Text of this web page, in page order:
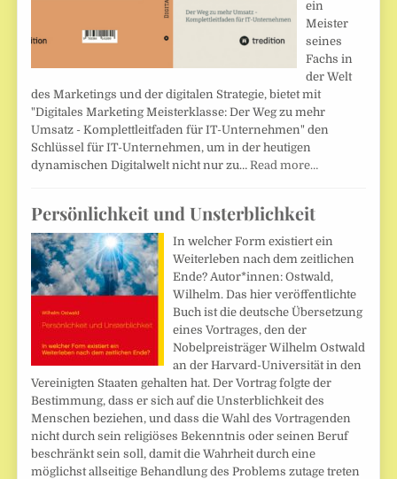
ein
Meister
seines
Fachs in
der Welt
des Marketings und der digitalen Strategie, bietet mit
"Digitales Marketing Meisterklasse: Der Weg zu mehr
Umsatz - Komplettleitfaden für IT-Unternehmen" den
Schlüssel für IT-Unternehmen, um in der heutigen
dynamischen Digitalwelt nicht nur zu… Read more…
Persönlichkeit und Unsterblichkeit
In welcher Form existiert ein
Weiterleben nach dem zeitlichen
Ende? Autor*innen: Ostwald,
Wilhelm. Das hier veröffentlichte
Buch ist die deutsche Übersetzung
eines Vortrages, den der
Nobelpreisträger Wilhelm Ostwald
an der Harvard-Universität in den
Vereinigten Staaten gehalten hat. Der Vortrag folgte der
Bestimmung, dass er sich auf die Unsterblichkeit des
Menschen beziehen, und dass die Wahl des Vortragenden
nicht durch sein religiöses Bekenntnis oder seinen Beruf
beschränkt sein soll, damit die Wahrheit durch eine
möglichst allseitige Behandlung des Problems zutage treten